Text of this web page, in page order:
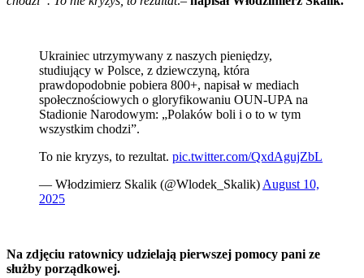
Ukrainiec utrzymywany z naszych pieniędzy,
studiujący w Polsce, z dziewczyną, która
prawdopodobnie pobiera 800+, napisał w mediach
społecznościowych o gloryfikowaniu OUN-UPA na
Stadionie Narodowym: „Polaków boli i o to w tym
wszystkim chodzi”.
To nie kryzys, to rezultat. pic.twitter.com/QxdAgujZbL
— Włodzimierz Skalik (@Wlodek_Skalik) August 10,
2025
Na zdjęciu ratownicy udzielają pierwszej pomocy pani ze
służby porządkowej.